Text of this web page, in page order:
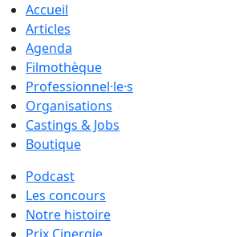
Accueil
Articles
Agenda
Filmothèque
Professionnel·le·s
Organisations
Castings & Jobs
Boutique
Podcast
Les concours
Notre histoire